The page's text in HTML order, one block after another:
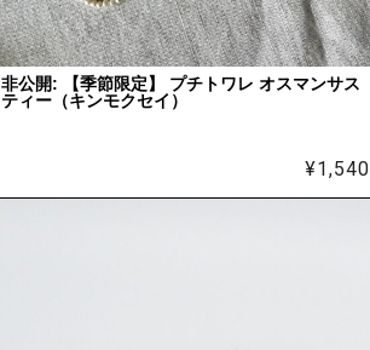
非公開: 【季節限定】 プチトワレ オスマンサス
ティー（キンモクセイ）
¥1,540